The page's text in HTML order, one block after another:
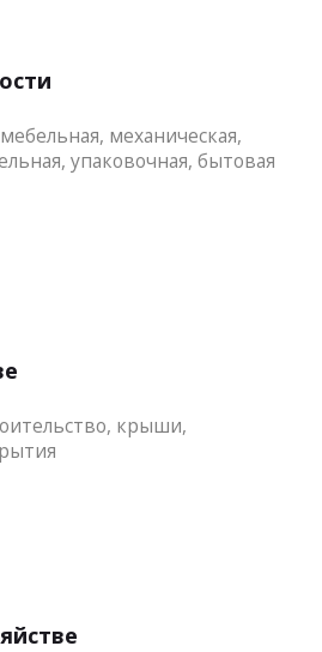
механическая,
упаковочная, бытовая
крыши,